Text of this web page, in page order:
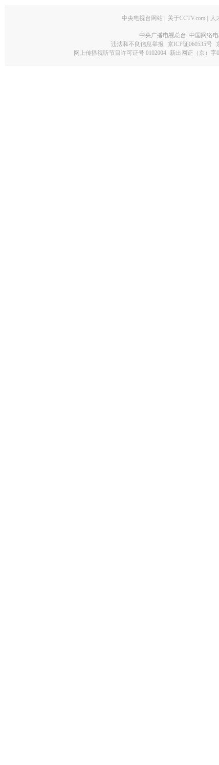
中央电视台网站 关于CCTV.com 人
中央广播电视总台 中国网络
违法和不良信息举报
京ICP证060535号
网上传播视听节目许可证号 0102004 新出网证（京）